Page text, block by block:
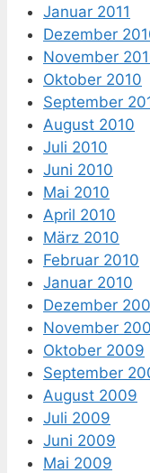
Januar 2011
Dezember
November
Oktober 2010
September
August 2010
Juli 2010
Juni 2010
Mai 2010
April 2010
März 2010
Februar 2010
Januar 2010
Dezember
November
Oktober 2009
September
August 2009
Juli 2009
Juni 2009
Mai 2009